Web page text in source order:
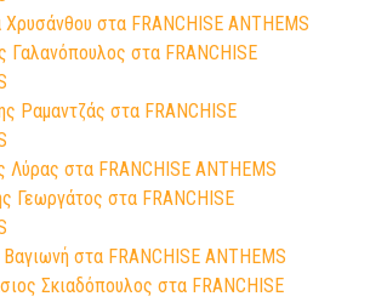
στα FRANCHISE ANTHEMS
Γαλανόπουλος στα FRANCHISE
Ραμαντζάς στα FRANCHISE
Λύρας στα FRANCHISE ANTHEMS
Γεωργάτος στα FRANCHISE
στα FRANCHISE ANTHEMS
Σκιαδόπουλος στα FRANCHISE